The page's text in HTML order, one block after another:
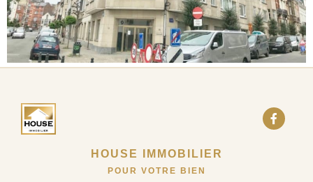
HOUSE IMMOBILIER
POUR VOTRE BIEN